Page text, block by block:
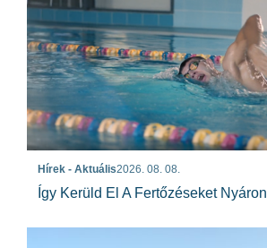
Hírek - Aktuális2026. 08. 08.
Így Kerüld El A Fertőzéseket Nyáron